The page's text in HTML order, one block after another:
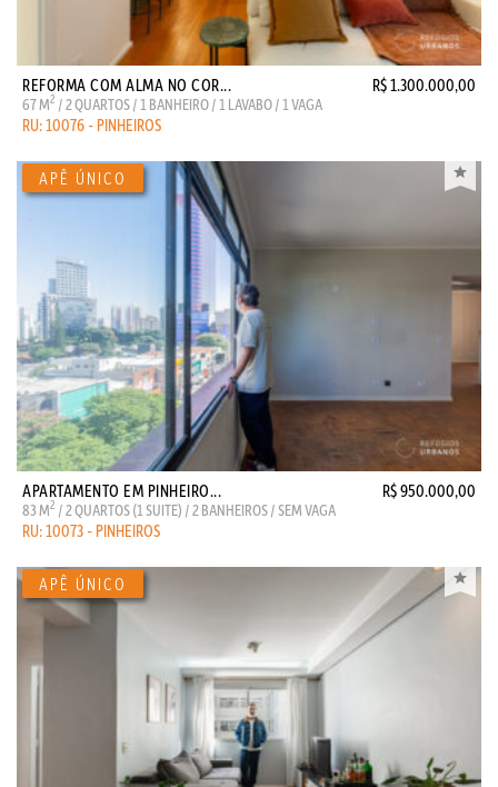
REFORMA COM ALMA NO COR... R$ 1.300.000,00
67 M2 / 2 QUARTOS / 1 BANHEIRO / 1 LAVABO / 1 VAGA
RU: 10076 - PINHEIROS
APARTAMENTO EM PINHEIRO... R$ 950.000,00
83 M2 / 2 QUARTOS (1 SUITE) / 2 BANHEIROS / SEM VAGA
RU: 10073 - PINHEIROS